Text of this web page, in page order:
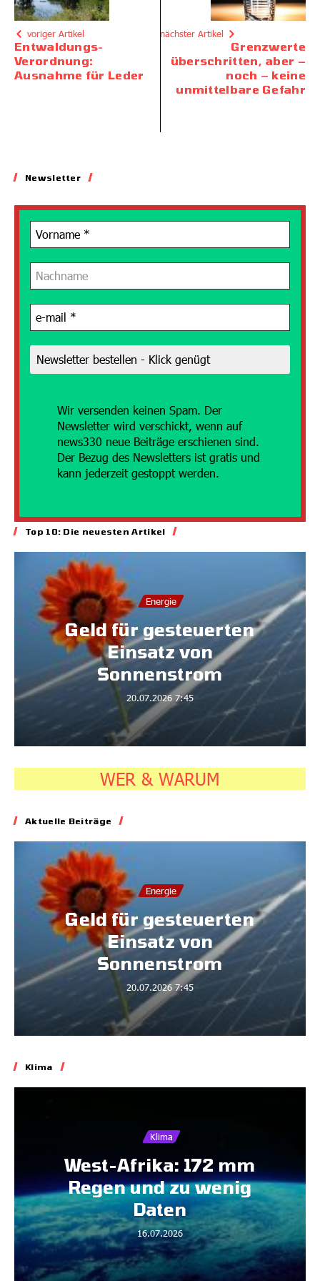
voriger Artikel
Entwaldungs-
Verordnung:
Ausnahme für Leder
nächster Artikel
Grenzwerte
überschritten, aber –
noch – keine
unmittelbare Gefahr
Newsletter
Wir versenden keinen Spam. Der
Newsletter wird verschickt, wenn auf
news330 neue Beiträge erschienen sind.
Der Bezug des Newsletters ist gratis und
kann jederzeit gestoppt werden.
Top 10: Die neuesten Artikel
Energie
Geld für gesteuerten
Einsatz von
Sonnenstrom
20.07.2026 7:45
WER & WARUM
Aktuelle Beiträge
Energie
Geld für gesteuerten
Einsatz von
Sonnenstrom
20.07.2026 7:45
Klima
Klima
West-Afrika: 172 mm
Regen und zu wenig
Daten
16.07.2026